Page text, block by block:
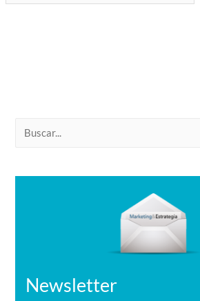
a
Newsletter